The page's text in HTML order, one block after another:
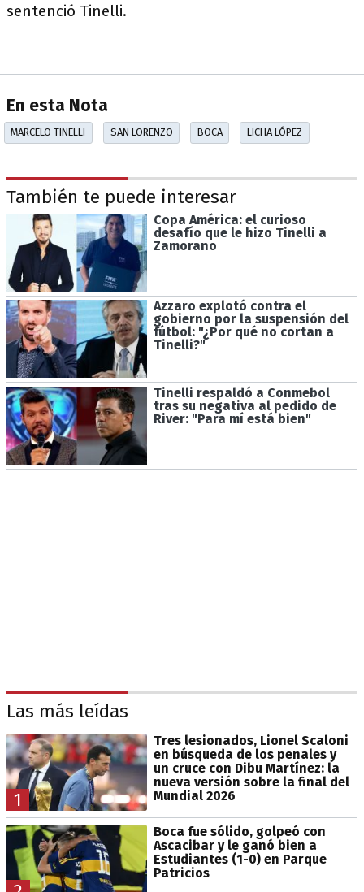
sentenció Tinelli.
En esta Nota
MARCELO TINELLI SAN LORENZO BOCA LICHA LÓPEZ
También te puede interesar
Copa América: el curioso
desafío que le hizo Tinelli a
Zamorano
Azzaro explotó contra el
gobierno por la suspensión del
fútbol: "¿Por qué no cortan a
Tinelli?"
Tinelli respaldó a Conmebol
tras su negativa al pedido de
River: "Para mí está bien"
Las más leídas
1
Tres lesionados, Lionel Scaloni
en búsqueda de los penales y
un cruce con Dibu Martínez: la
nueva versión sobre la final del
Mundial 2026
Boca fue sólido, golpeó con
Ascacibar y le ganó bien a
Estudiantes (1-0) en Parque
Patricios